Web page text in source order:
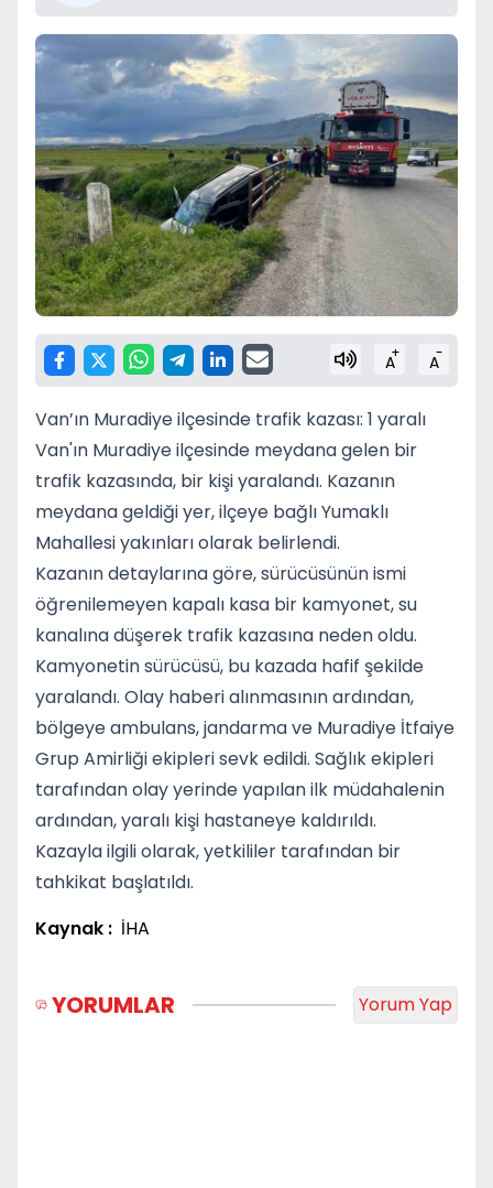
A+ A-
Van’ın Muradiye ilçesinde trafik kazası: 1 yaralı
Van'ın Muradiye ilçesinde meydana gelen bir
trafik kazasında, bir kişi yaralandı. Kazanın
meydana geldiği yer, ilçeye bağlı Yumaklı
Mahallesi yakınları olarak belirlendi.
Kazanın detaylarına göre, sürücüsünün ismi
öğrenilemeyen kapalı kasa bir kamyonet, su
kanalına düşerek trafik kazasına neden oldu.
Kamyonetin sürücüsü, bu kazada hafif şekilde
yaralandı. Olay haberi alınmasının ardından,
bölgeye ambulans, jandarma ve Muradiye İtfaiye
Grup Amirliği ekipleri sevk edildi. Sağlık ekipleri
tarafından olay yerinde yapılan ilk müdahalenin
ardından, yaralı kişi hastaneye kaldırıldı.
Kazayla ilgili olarak, yetkililer tarafından bir
tahkikat başlatıldı.
Kaynak : İHA
YORUMLAR Yorum Yap